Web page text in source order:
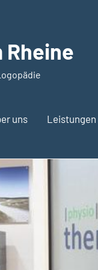
uns Leistungen